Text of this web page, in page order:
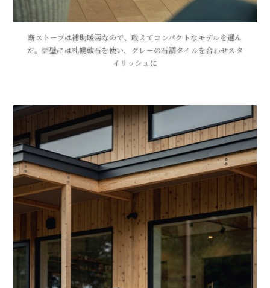
薪ストーブは補助暖房なので、敢えてコンパクトなモデルを選ん
だ。炉壁には札幌軟石を使い、グレーの石調タイルを合わせスタ
イリッシュに